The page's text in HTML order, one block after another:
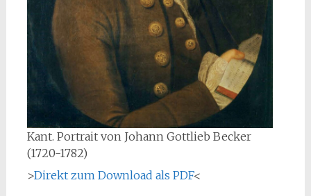
Kant. Portrait von Johann Gottlieb Becker
(1720-1782)
>Direkt zum Download als PDF<